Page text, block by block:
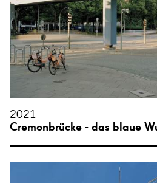
2021
Cremonbrücke - das blaue